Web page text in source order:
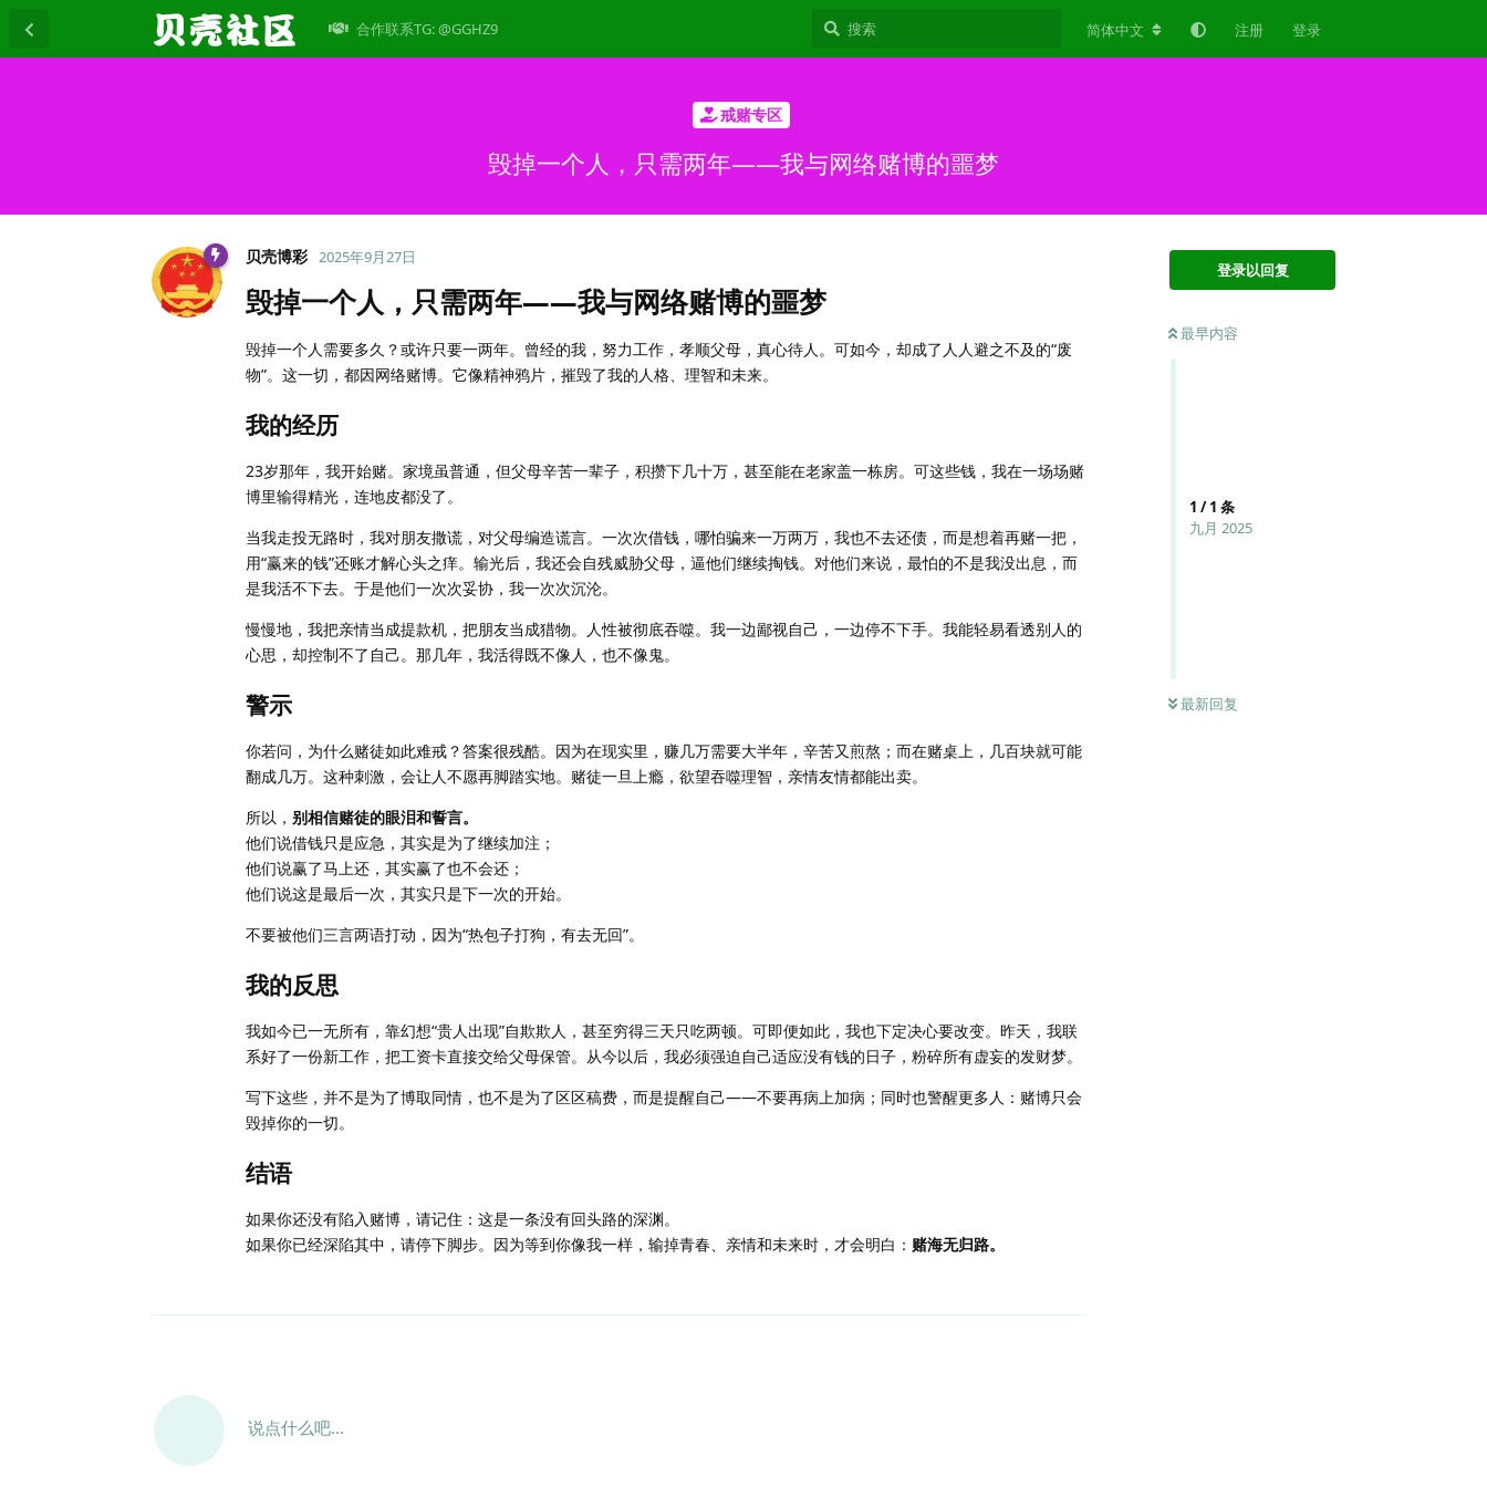
合作联系TG: @GGHZ9 简体中文 注册 登录
戒赌专区
毁掉一个人，只需两年——我与网络赌博的噩梦
登录以回复
最早内容
1 /1 条
九月 2025
最新回复
贝壳博彩 2025年9月27日
毁掉一个人，只需两年——我与网络赌博的噩梦
毁掉一个人需要多久？或许只要一两年。曾经的我，努力工作，孝顺父母，真心待人。可如今，却成了人人避之不及的“废
物”。这一切，都因网络赌博。它像精神鸦片，摧毁了我的人格、理智和未来。
我的经历
23岁那年，我开始赌。家境虽普通，但父母辛苦一辈子，积攒下几十万，甚至能在老家盖一栋房。可这些钱，我在一场场赌
博里输得精光，连地皮都没了。
当我走投无路时，我对朋友撒谎，对父母编造谎言。一次次借钱，哪怕骗来一万两万，我也不去还债，而是想着再赌一把，
用“赢来的钱”还账才解心头之痒。输光后，我还会自残威胁父母，逼他们继续掏钱。对他们来说，最怕的不是我没出息，而
是我活不下去。于是他们一次次妥协，我一次次沉沦。
慢慢地，我把亲情当成提款机，把朋友当成猎物。人性被彻底吞噬。我一边鄙视自己，一边停不下手。我能轻易看透别人的
心思，却控制不了自己。那几年，我活得既不像人，也不像鬼。
警示
你若问，为什么赌徒如此难戒？答案很残酷。因为在现实里，赚几万需要大半年，辛苦又煎熬；而在赌桌上，几百块就可能
翻成几万。这种刺激，会让人不愿再脚踏实地。赌徒一旦上瘾，欲望吞噬理智，亲情友情都能出卖。
所以， 别相信赌徒的眼泪和誓言。
他们说借钱只是应急，其实是为了继续加注；
他们说赢了马上还，其实赢了也不会还；
他们说这是最后一次，其实只是下一次的开始。
不要被他们三言两语打动，因为“热包子打狗，有去无回”。
我的反思
我如今已一无所有，靠幻想“贵人出现”自欺欺人，甚至穷得三天只吃两顿。可即便如此，我也下定决心要改变。昨天，我联
系好了一份新工作，把工资卡直接交给父母保管。从今以后，我必须强迫自己适应没有钱的日子，粉碎所有虚妄的发财梦。
写下这些，并不是为了博取同情，也不是为了区区稿费，而是提醒自己——不要再病上加病；同时也警醒更多人：赌博只会
毁掉你的一切。
结语
如果你还没有陷入赌博，请记住：这是一条没有回头路的深渊。
如果你已经深陷其中，请停下脚步。因为等到你像我一样，输掉青春、亲情和未来时，才会明白： 赌海无归路。
说点什么吧...